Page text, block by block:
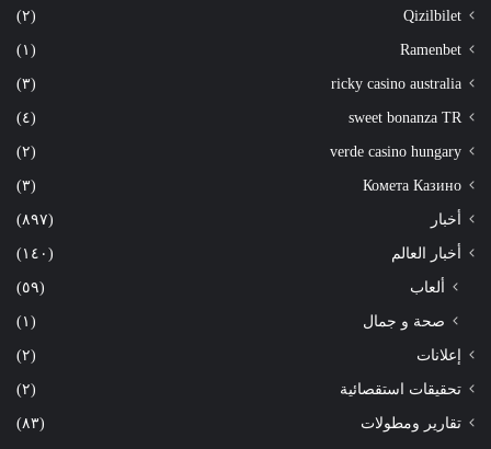
Qizilbilet (٢)
Ramenbet (١)
ricky casino australia (٣)
sweet bonanza TR (٤)
verde casino hungary (٢)
Комета Казино (٣)
أخبار (٨٩٧)
أخبار العالم (١٤٠)
ألعاب
(٥٩)
صحة و جمال
(١)
إعلانات (٢)
تحقيقات استقصائية (٢)
تقارير ومطولات (٨٣)